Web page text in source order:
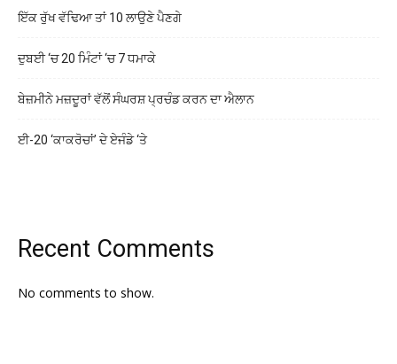
ਇੱਕ ਰੁੱਖ ਵੱਢਿਆ ਤਾਂ 10 ਲਾਉਣੇ ਪੈਣਗੇ
ਦੁਬਈ ‘ਚ 20 ਮਿੰਟਾਂ ‘ਚ 7 ਧਮਾਕੇ
ਬੇਜ਼ਮੀਨੇ ਮਜ਼ਦੂਰਾਂ ਵੱਲੋਂ ਸੰਘਰਸ਼ ਪ੍ਰਚੰਡ ਕਰਨ ਦਾ ਐਲਾਨ
ਈ-20 ‘ਕਾਕਰੋਚਾਂ’ ਦੇ ਏਜੰਡੇ ‘ਤੇ
Recent Comments
No comments to show.